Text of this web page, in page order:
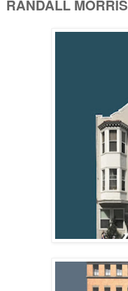
RANDALL MORRIS